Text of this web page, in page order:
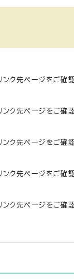
ク先ページをご確認
ク先ページをご確認
ク先ページをご確認
ク先ページをご確認
ク先ページをご確認